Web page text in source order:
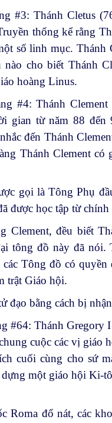
#3: Thánh Cletus
thống kể rằng
số linh mục. Thánh
cho biết Thánh
hoàng Linus.
#4: Thánh
gian từ năm 88
đến Thánh
Thánh Clement
gọi là Tông Phụ
được học tập từ
Clement, đều biết
tông đồ này đã nói.
Tông đồ có
trật Giáo hội.
đạo bằng cách bị
#64: Thánh Gregory
cuộc các vị giáo
cuối cùng cho sứ
một giáo hội Ki-
Roma đổ nát, các